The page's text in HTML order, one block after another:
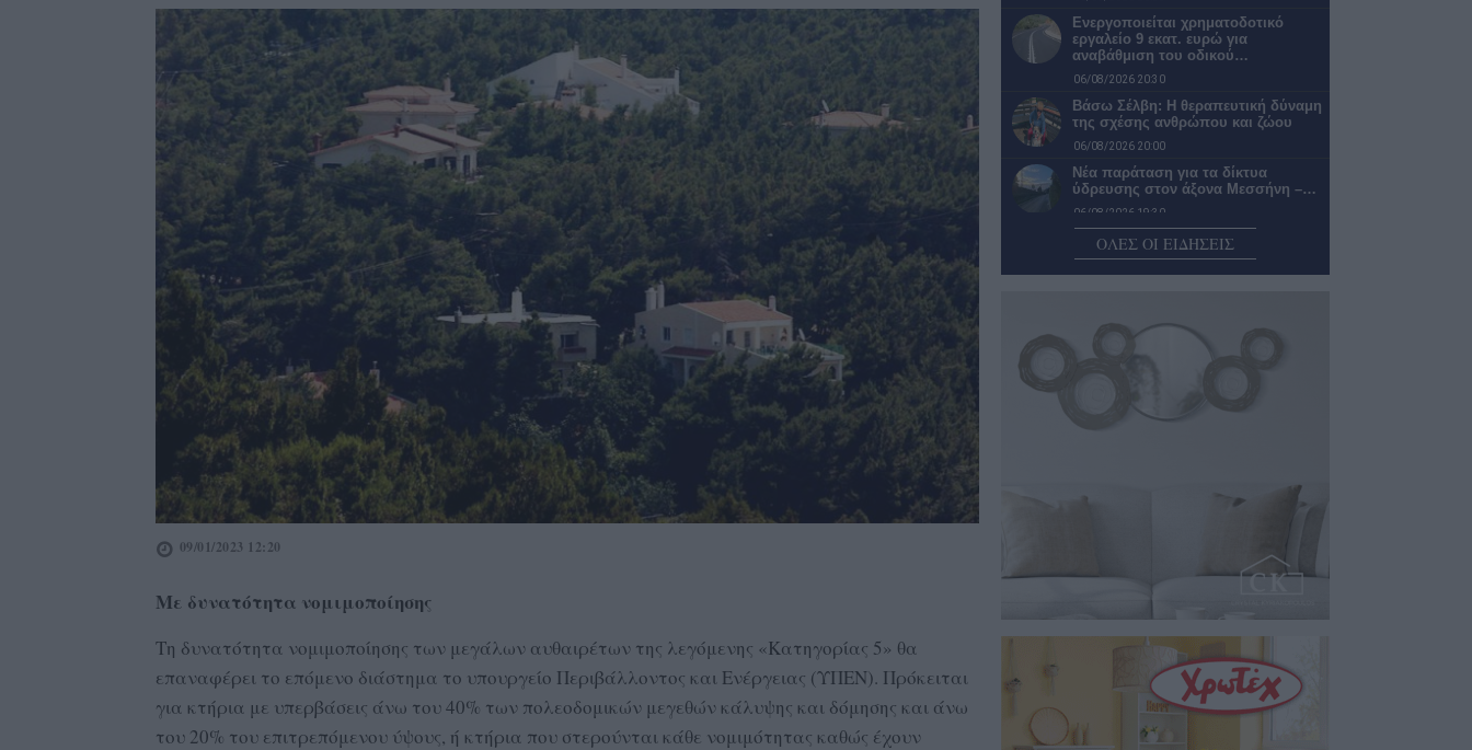
09/01/2023 12:20
Με δυνατότητα νομιμοποίησης
Τη δυνατότητα νομιμοποίησης των μεγάλων αυθαιρέτων της λεγόμενης «Κατηγορίας 5» θα
επαναφέρει το επόμενο διάστημα το υπουργείο Περιβάλλοντος και Ενέργειας (ΥΠΕΝ). Πρόκειται
για κτήρια με υπερβάσεις άνω του 40% των πολεοδομικών μεγεθών κάλυψης και δόμησης και άνω
του 20% του επιτρεπόμενου ύψους, ή κτήρια που στερούνται κάθε νομιμότητας καθώς έχουν
Ενεργοποιείται χρηματοδοτικό
εργαλείο 9 εκατ. ευρώ για
αναβάθμιση του οδικού…
06/08/2026 20:30
Βάσω Σέλβη: Η θεραπευτική δύναμη
της σχέσης ανθρώπου και ζώου
06/08/2026 20:00
Νέα παράταση για τα δίκτυα
ύδρευσης στον άξονα Μεσσήνη –…
06/08/2026 19:30
«Πράσινο φως» για τη μετατροπή
του Παλαιού Γυμνασίου Πύλου σε…
Διοκλής
ΟΛΕΣ ΟΙ ΕΙΔΗΣΕΙΣ